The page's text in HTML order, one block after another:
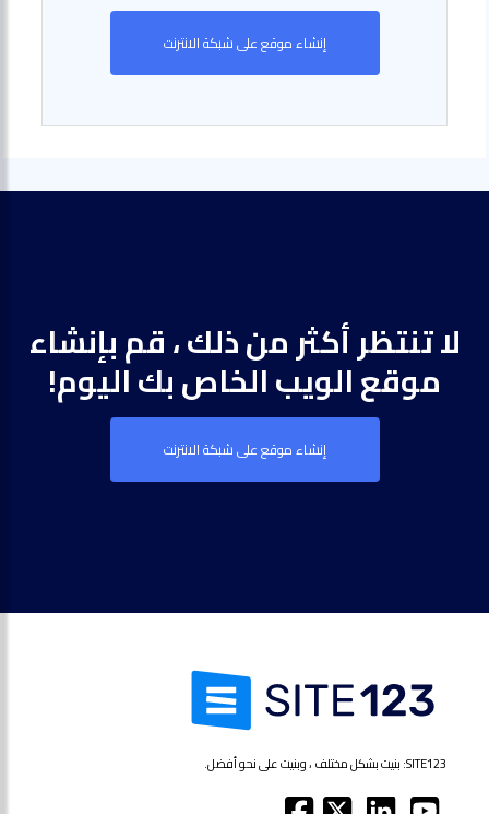
إنشاء موقع على شبكة الانترنت
لا تنتظر أكثر من ذلك ، قم بإنشاء
موقع الويب الخاص بك اليوم!
إنشاء موقع على شبكة الانترنت
SITE123: بنيت بشكل مختلف ، وبنيت على نحو أفضل.